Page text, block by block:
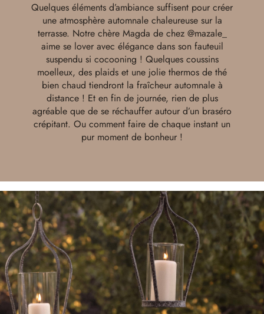
Quelques éléments d’ambiance suffisent pour créer
une atmosphère automnale chaleureuse sur la
terrasse. Notre chère Magda de chez @mazale_
aime se lover avec élégance dans son fauteuil
suspendu si cocooning ! Quelques coussins
moelleux, des plaids et une jolie thermos de thé
bien chaud tiendront la fraîcheur automnale à
distance ! Et en fin de journée, rien de plus
agréable que de se réchauffer autour d’un braséro
crépitant. Ou comment faire de chaque instant un
pur moment de bonheur !